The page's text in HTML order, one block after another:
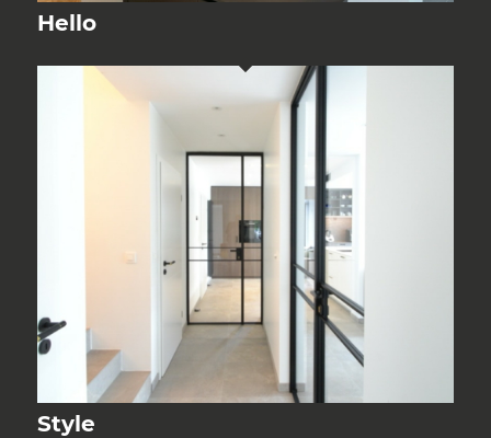
Hello
Style